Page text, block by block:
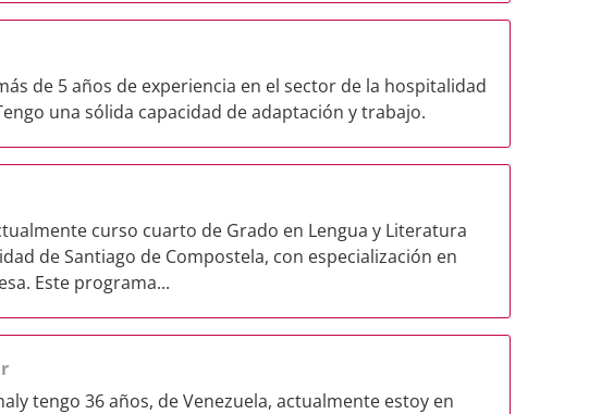
de 5 años de experiencia en el sector de la hospitalidad
una sólida capacidad de adaptación y trabajo.
curso cuarto de Grado en Lengua y Literatura
de Santiago de Compostela, con especialización en
Este programa...
tengo 36 años, de Venezuela, actualmente estoy en